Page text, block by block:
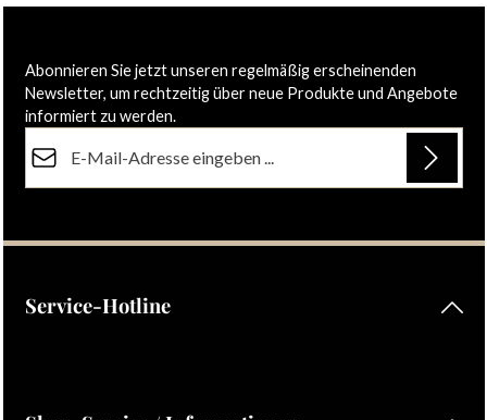
Abonnieren Sie jetzt unseren regelmäßig erscheinenden
Newsletter, um rechtzeitig über neue Produkte und Angebote
informiert zu werden.
Ich habe dieDatenschutzbestimmungenzur Kenntnis
Service-Hotline